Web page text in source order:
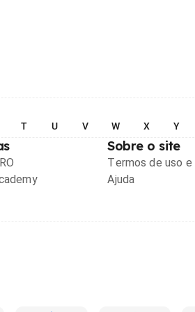
T U V W X Y
Sobre o site
Termos de uso
Ajuda